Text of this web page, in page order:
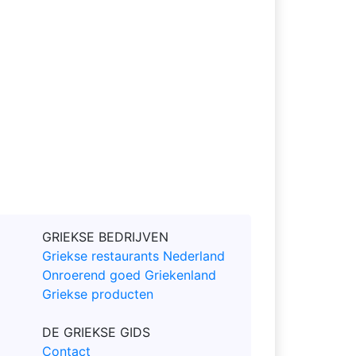
GRIEKSE BEDRIJVEN
Griekse restaurants Nederland
Onroerend goed Griekenland
Griekse producten
DE GRIEKSE GIDS
Contact